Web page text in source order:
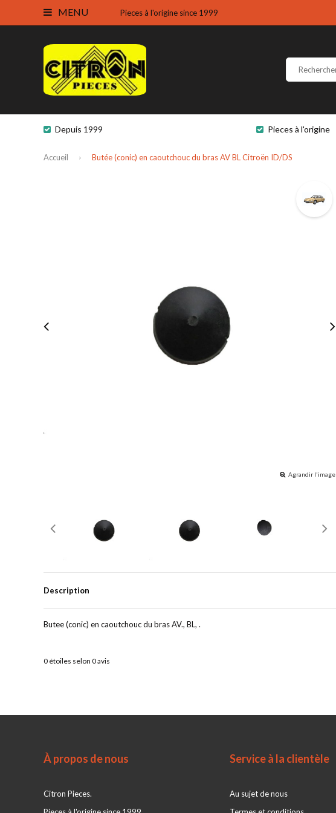
MENU Pieces à l'origine since 1999
Depuis 1999 Pieces à l'origine
Accueil Butée (conic) en caoutchouc du bras AV BL Citroën ID/DS
Agrandir l'image
Description
Butee (conic) en caoutchouc du bras AV., BL, .
0 étoiles selon 0avis
À propos de nous
Citron Pieces.
Service à la clientèle
Au sujet de nous